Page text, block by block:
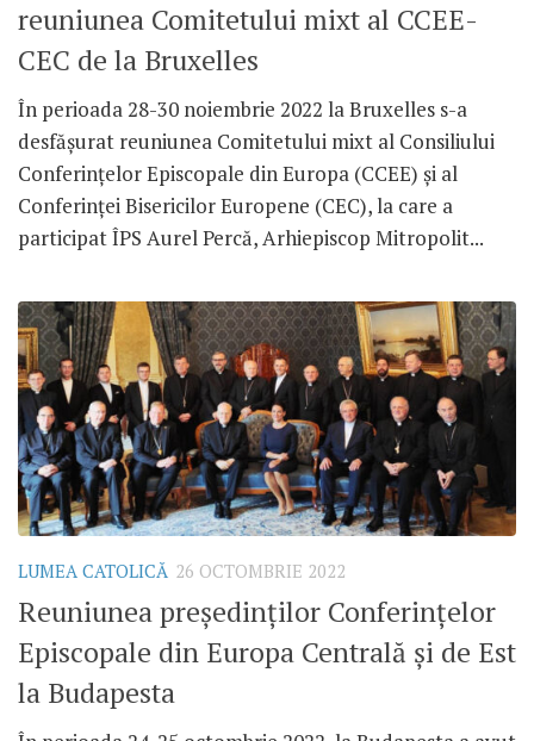
reuniunea Comitetului mixt al CCEE-
CEC de la Bruxelles
În perioada 28-30 noiembrie 2022 la Bruxelles s-a
desfășurat reuniunea Comitetului mixt al Consiliului
Conferințelor Episcopale din Europa (CCEE) și al
Conferinței Bisericilor Europene (CEC), la care a
participat ÎPS Aurel Percă, Arhiepiscop Mitropolit...
LUMEA CATOLICĂ 26 OCTOMBRIE 2022
Reuniunea președinților Conferințelor
Episcopale din Europa Centrală și de Est
la Budapesta